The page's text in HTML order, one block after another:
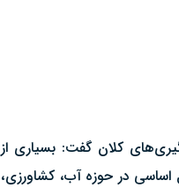
کلان گفت: بسیاری از
در حوزه آب، کشاورزی،